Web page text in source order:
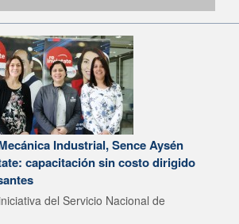
Industrial, Sence Aysén
capacitación sin costo dirigido
del Servicio Nacional de